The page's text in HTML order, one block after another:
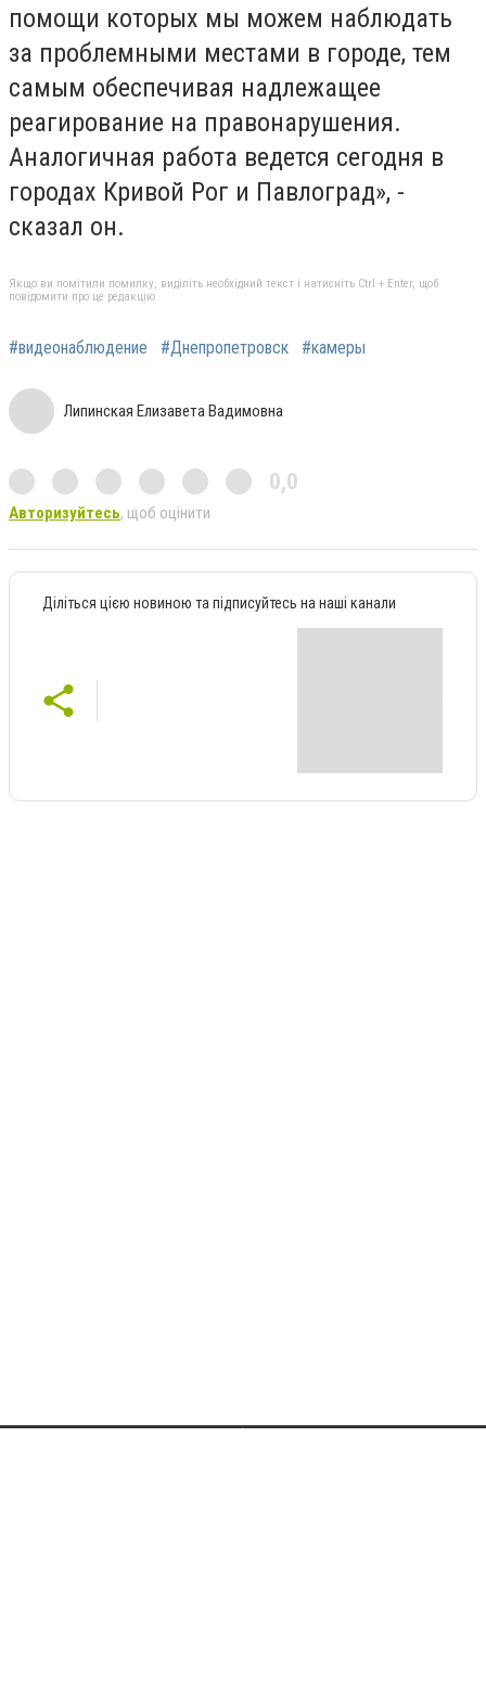
помощи которых мы можем наблюдать
за проблемными местами в городе, тем
самым обеспечивая надлежащее
реагирование на правонарушения.
Аналогичная работа ведется сегодня в
городах Кривой Рог и Павлоград», -
сказал он.
Якщо ви помітили помилку, виділіть необхідний текст і натисніть Ctrl + Enter, щоб
повідомити про це редакцію
#видеонаблюдение #Днепропетровск #камеры
Липинская Елизавета Вадимовна
0,0
Авторизуйтесь, щоб оцінити
Діліться цією новиною та підписуйтесь на наші канали